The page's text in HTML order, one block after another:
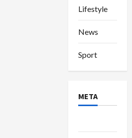
Lifestyle
News
Sport
META